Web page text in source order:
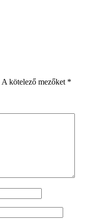
A kötelező mezőket *